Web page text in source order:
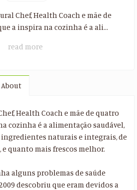
Chef, Health Coach e mãe de
a inspira na cozinha é a ali...
read more
About
Health Coach e mãe de quatro
cozinha é a alimentação saudável,
naturais e integrais, de
quanto mais frescos melhor.
alguns problemas de saúde
descobriu que eram devidos a